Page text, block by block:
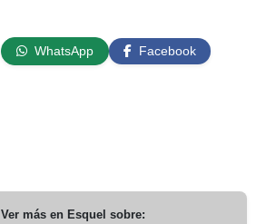
WhatsApp
Facebook
Ver más en Esquel sobre: